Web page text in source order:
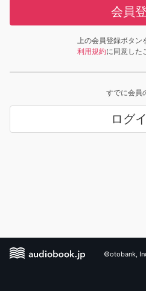
会員
上の会員登録ボタン
利用規約に同意した
すでに会員
ログ
©otobank,